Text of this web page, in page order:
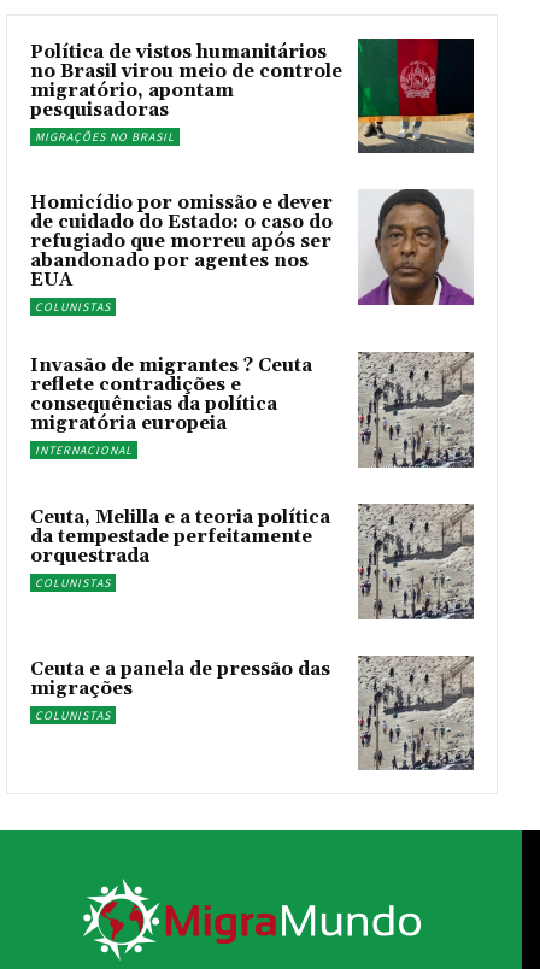
Política de vistos humanitários
no Brasil virou meio de controle
migratório, apontam
pesquisadoras
MIGRAÇÕES NO BRASIL
Homicídio por omissão e dever
de cuidado do Estado: o caso do
refugiado que morreu após ser
abandonado por agentes nos
EUA
COLUNISTAS
Invasão de migrantes ? Ceuta
reflete contradições e
consequências da política
migratória europeia
INTERNACIONAL
Ceuta, Melilla e a teoria política
da tempestade perfeitamente
orquestrada
COLUNISTAS
Ceuta e a panela de pressão das
migrações
COLUNISTAS